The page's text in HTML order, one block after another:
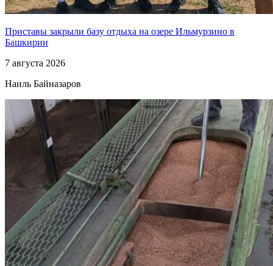
Приставы закрыли базу отдыха на озере Ильмурзино в
Башкирии
7 августа 2026
Наиль Байназаров